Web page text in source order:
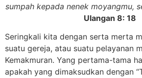
sumpah kepada nenek moyangmu,
Ulangan 8: 18
Seringkali kita dengan serta merta
suatu gereja, atau suatu pelayanan
Kemakmuran. Yang pertama-tama
apakah yang dimaksudkan dengan